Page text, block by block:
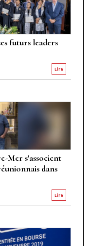
futurs leaders
Lire
Mer s'associent
dans
Lire